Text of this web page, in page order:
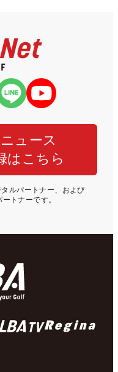
ュース
はこちら
ルパートナー、および
トナーです。